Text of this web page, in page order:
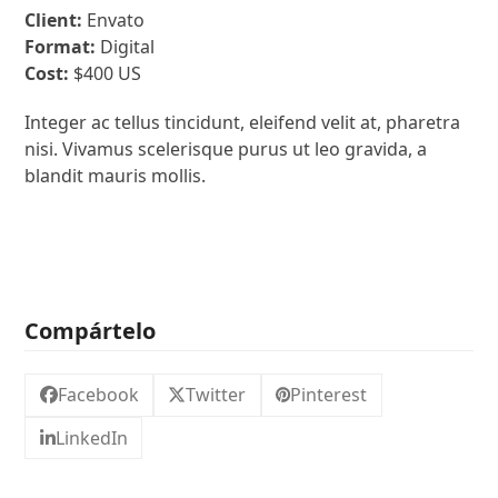
Client: Envato
Format: Digital
Cost: $400 US
Integer ac tellus tincidunt, eleifend velit at, pharetra
nisi. Vivamus scelerisque purus ut leo gravida, a
blandit mauris mollis.
Compártelo
Facebook Twitter
Pinterest
LinkedIn